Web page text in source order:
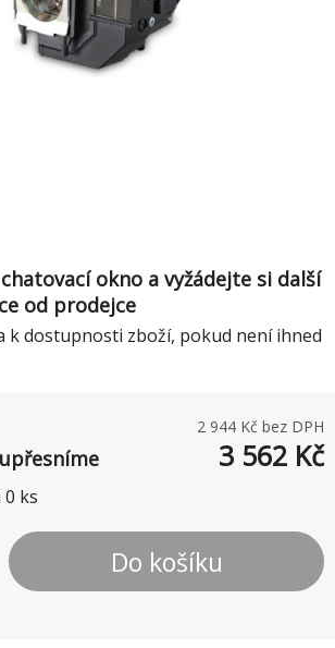
2 944 Kč bez DPH
3 562 Kč
0 ks
Do košíku
okno a vyžádejte si další
od prodejce
k dostupnosti zboží, pokud není ihned